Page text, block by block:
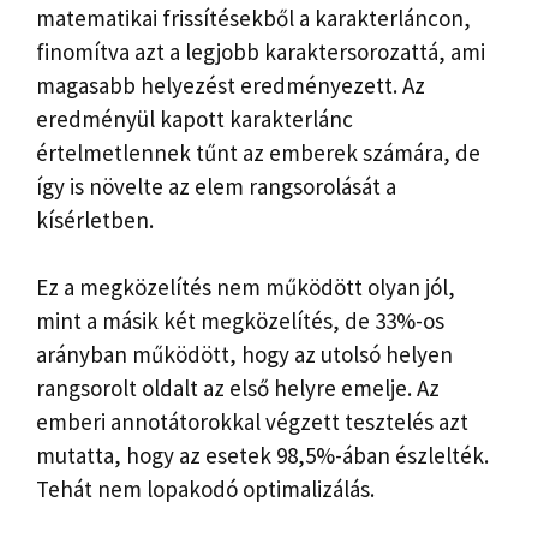
matematikai frissítésekből a karakterláncon,
finomítva azt a legjobb karaktersorozattá, ami
magasabb helyezést eredményezett. Az
eredményül kapott karakterlánc
értelmetlennek tűnt az emberek számára, de
így is növelte az elem rangsorolását a
kísérletben.
Ez a megközelítés nem működött olyan jól,
mint a másik két megközelítés, de 33%-os
arányban működött, hogy az utolsó helyen
rangsorolt ​​oldalt az első helyre emelje. Az
emberi annotátorokkal végzett tesztelés azt
mutatta, hogy az esetek 98,5%-ában észlelték.
Tehát nem lopakodó optimalizálás.